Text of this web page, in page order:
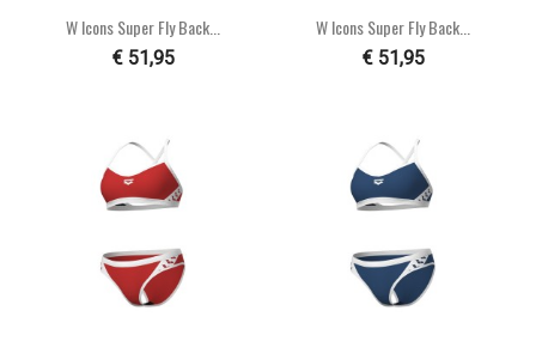
W Icons Super Fly Back...
€ 51,95
W Icons Super Fly Back...
€ 51,95